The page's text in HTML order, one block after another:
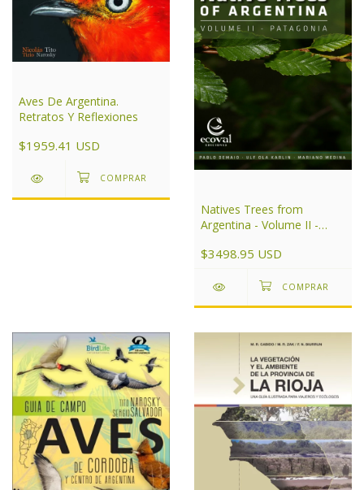
Aves De Argentina.
Retratos Y Reflexiones
$1959.41 USD
Natives Trees from
Argentina - Volume II -
$3498.95 USD